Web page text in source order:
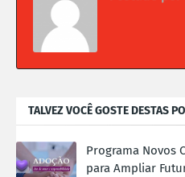
TALVEZ VOCÊ GOSTE DESTAS
Programa Novos
para Ampliar